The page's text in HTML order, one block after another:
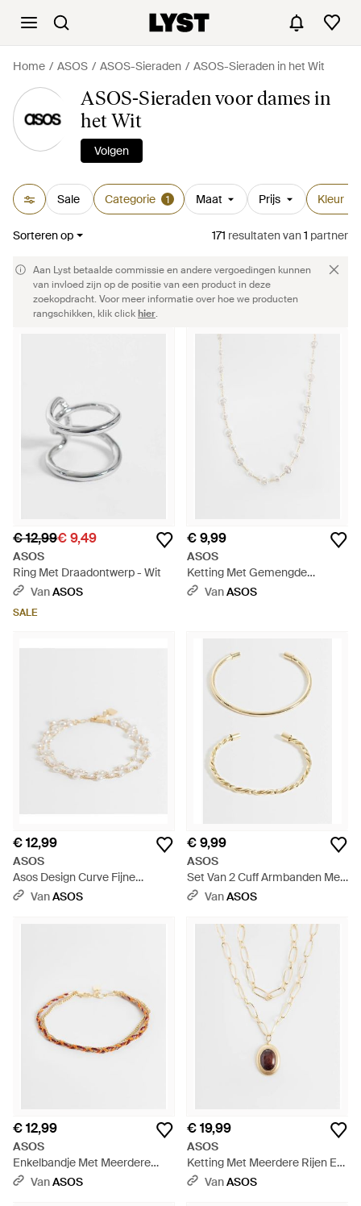
Home ASOS ASOS-Sieraden ASOS-Sieraden in het Wit
ASOS-Sieraden voor dames in
het Wit
Volgen
Sale Categorie 1 Maat Prijs Kleur
Sorteren op 171 resultatenvan1 partner
Aan Lyst betaalde commissie en andere vergoedingen kunnen
van invloed zijn op de positie van een product in deze
zoekopdracht. Voor meer informatie over hoe we producten
rangschikken, klik clickhier.
€ 12,99€ 9,49
ASOS
Ring Met Draadontwerp - Wit
VanASOS
SALE
€ 9,99
ASOS
Ketting Met Gemengde
Imitatiezoetwaterparels - Wit
VanASOS
€ 12,99
ASOS
Asos Design Curve Fijne
Armband Met Meerdere Rijen
VanASOS
€ 9,99
ASOS
Set Van 2 Cuff Armbanden Met
Effen En Gedraaide Details -
VanASOS
€ 12,99
ASOS
Enkelbandje Met Meerdere
Rijen En Kralen - Wit
VanASOS
€ 19,99
ASOS
Ketting Met Meerdere Rijen En
Grote Bordeauxrode Hars
VanASOS